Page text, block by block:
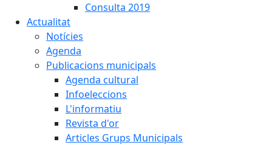
Consulta 2019
Actualitat
Notícies
Agenda
Publicacions municipals
Agenda cultural
Infoeleccions
L'informatiu
Revista d'or
Articles Grups Municipals